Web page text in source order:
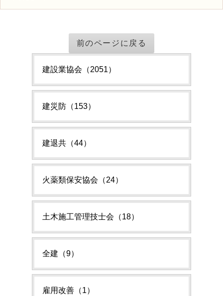
前のページに戻る
建設業協会（2051）
建災防（153）
建退共（44）
火薬類保安協会（24）
土木施工管理技士会（18）
全建（9）
雇用改善（1）